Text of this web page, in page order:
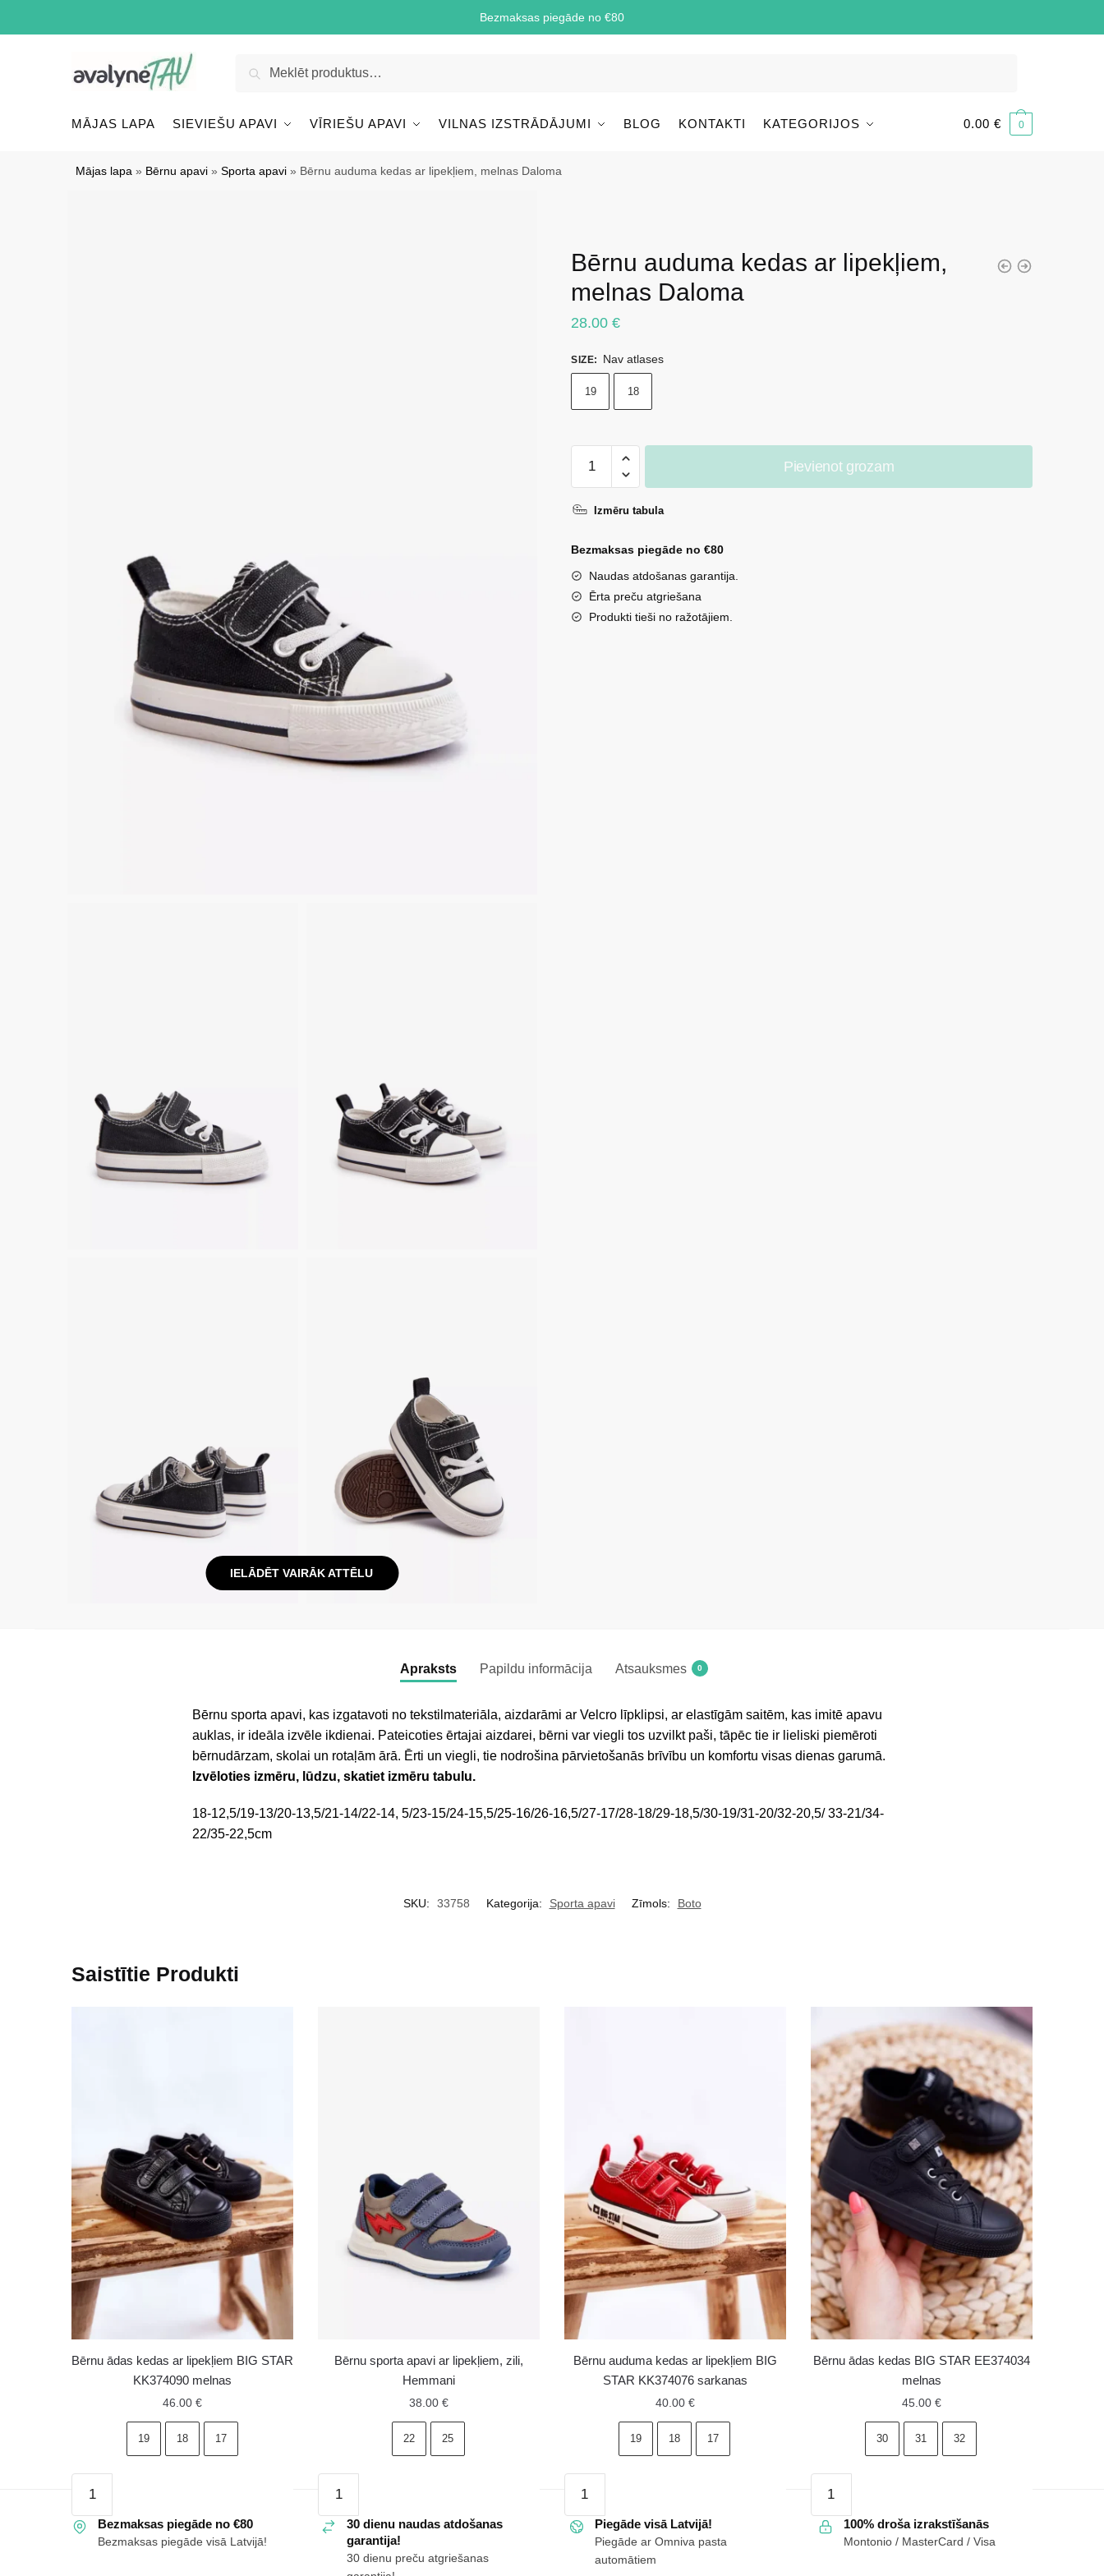
Bezmaksas piegāde no €80
Meklēt
MĀJAS LAPA SIEVIEŠU APAVI VĪRIEŠU APAVI VILNAS IZSTRĀDĀJUMI BLOG KONTAKTI KATEGORIJOS 0.00 € 0
Mājas lapa » Bērnu apavi »Sporta apavi » Bērnu auduma kedas ar lipekļiem, melnas Daloma
IELĀDĒT VAIRĀK ATTĒLU
Bērnu auduma kedas ar lipekļiem,
melnas Daloma
28.00€
SIZE: Nav atlases
19 18
auduma
ar
melnas
Daloma
daudzums
Pievienot grozam
Izmēru tabula
Bezmaksas piegāde no €80
Naudas atdošanas garantija.
Ērta preču atgriešana
Produkti tieši no ražotājiem.
Apraksts Papildu informācija Atsauksmes 0
Bērnu sporta apavi, kas izgatavoti no tekstilmateriāla, aizdarāmi ar Velcro līpklipsi, ar elastīgām saitēm, kas imitē apavu
auklas, ir ideāla izvēle ikdienai. Pateicoties ērtajai aizdarei, bērni var viegli tos uzvilkt paši, tāpēc tie ir lieliski piemēroti
bērnudārzam, skolai un rotaļām ārā. Ērti un viegli, tie nodrošina pārvietošanās brīvību un komfortu visas dienas garumā.
Izvēloties izmēru, lūdzu, skatiet izmēru tabulu.
18-12,5/19-13/20-13,5/21-14/22-14, 5/23-15/24-15,5/25-16/26-16,5/27-17/28-18/29-18,5/30-19/31-20/32-20,5/ 33-21/34-
22/35-22,5cm
SKU: 33758 Kategorija: Sporta apavi Zīmols: Boto
Saistītie Produkti
Bērnu ādas kedas ar lipekļiem BIG STAR
KK374090 melnas
46.00 €
19 18 17
ādas
kedas
Bērnu sporta apavi ar lipekļiem, zili,
Hemmani
38.00 €
22 25
sporta
apavi
lipekļiem,
Bērnu auduma kedas ar lipekļiem BIG
STAR KK374076 sarkanas
40.00 €
19 18 17
auduma
kedas
lipekļiem
Bērnu ādas kedas BIG STAR EE374034
melnas
45.00 €
30 31 32
ādas
kedas
Bezmaksas piegāde no €80
Bezmaksas piegāde visā Latvijā!
30 dienu naudas atdošanas
garantija!
30 dienu preču atgriešanas
Piegāde visā Latvijā!
Piegāde ar Omniva pasta
automātiem
100% droša izrakstīšanās
Montonio / MasterCard / Visa